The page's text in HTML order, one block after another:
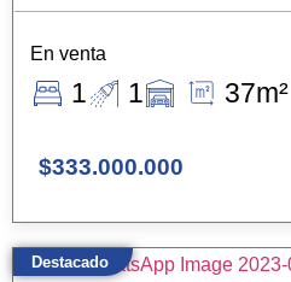
En venta
1 1 37m²
$333.000.000
Destacado